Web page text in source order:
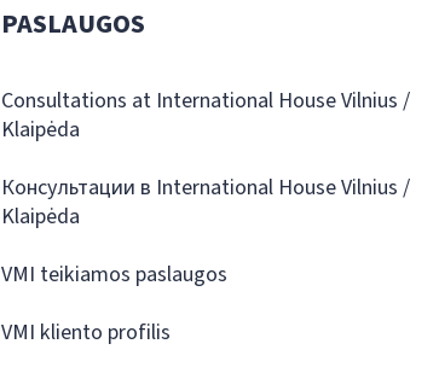
PASLAUGOS
Consultations at International House Vilnius /
Klaipėda
Консультации в International House Vilnius /
Klaipėda
VMI teikiamos paslaugos
VMI kliento profilis